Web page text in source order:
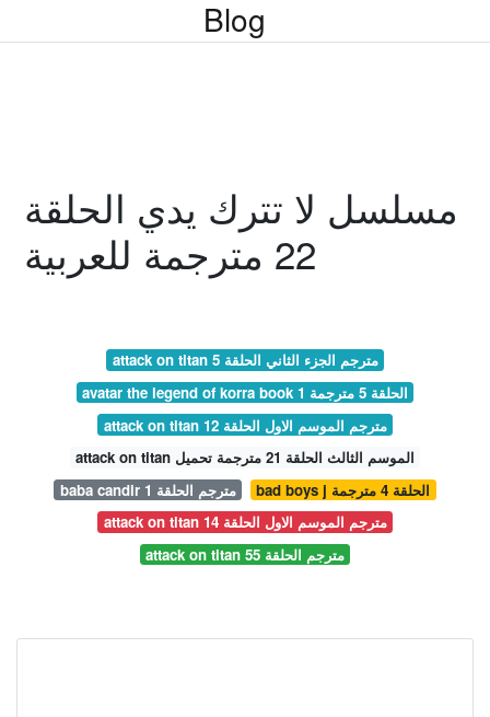
Blog
مسلسل لا تترك يدي الحلقة
22 مترجمة للعربية
attack on titan مترجم الجزء الثاني الحلقة 5
avatar the legend of korra book 1 الحلقة 5 مترجمة
attack on titan مترجم الموسم الاول الحلقة 12
attack on titan الموسم الثالث الحلقة 21 مترجمة تحميل
baba candir مترجم الحلقة 1
bad boys j الحلقة 4 مترجمة
attack on titan مترجم الموسم الاول الحلقة 14
attack on titan مترجم الحلقة 55